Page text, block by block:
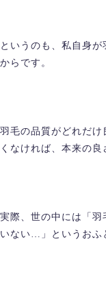
というのも、私自身
からです。
羽毛の品質がどれだけ
くなければ、本来の良
実際、世の中には「羽
いない…」というおふ